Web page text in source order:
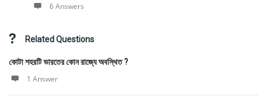
6 Answers
Related Questions
কোটা শহরটি ভারতের কোন রাজ্যে অবস্থিত ?
1 Answer